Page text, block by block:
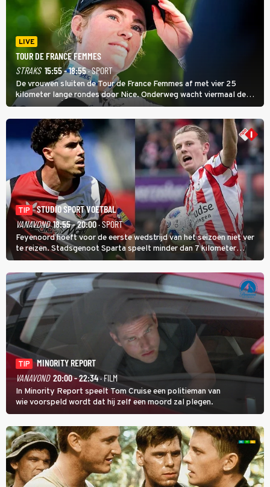
LIVE
TOUR DE FRANCE FEMMES
STRAKS 15:55 - 18:55· SPORT
De vrouwen sluiten de Tour de France Femmes af met vier 25
kilometer lange rondes door Nice. Onderweg wacht viermaal de
zware Col d'Èze. Aan de finish op de Promenade des Anglais krijgt
de eindwinnaar de laatste gele trui.
TIP
STUDIO SPORT VOETBAL
VANAVOND 18:55 - 20:00· SPORT
Feyenoord hoeft voor de eerste wedstrijd van het seizoen niet ver
te reizen. Stadsgenoot Sparta speelt minder dan 7 kilometer
verderop. Feyenoord trok de Spaanse spits Nacho Ferri aan van
KVC Westerlo uit België.
TIP
MINORITY REPORT
VANAVOND 20:00 - 22:34· FILM
In Minority Report speelt Tom Cruise een politieman van
wie voorspeld wordt dat hij zelf een moord zal plegen.